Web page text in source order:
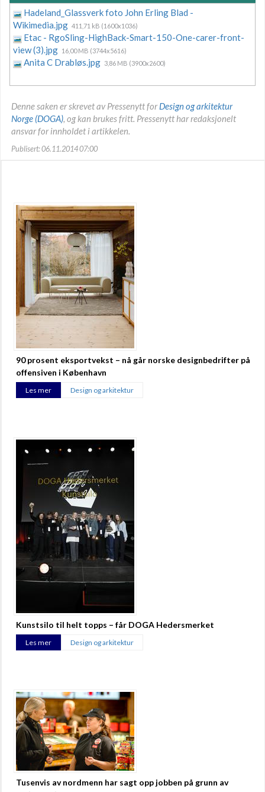
Hadeland_Glassverk foto John Erling Blad -
Wikimedia.jpg 411,71 kB (1600x1036)
Etac - RgoSling-HighBack-Smart-150-One-carer-front-
view (3).jpg 16,00 MB (3744x5616)
Anita C Drabløs.jpg 3,86 MB (3900x2600)
Denne saken er skrevet av Pressenytt forDesign og arkitektur
Norge (DOGA), og kan brukes fritt. Pressenytt har redaksjonelt
ansvar for innholdet i artikkelen.
Publisert: 06.11.2014 07:00
90 prosent eksportvekst – nå går norske designbedrifter på
offensiven i København
Les mer Design og arkitektur
Kunstsilo til helt topps – får DOGA Hedersmerket
Les mer Design og arkitektur
Tusenvis av nordmenn har sagt opp jobben på grunn av